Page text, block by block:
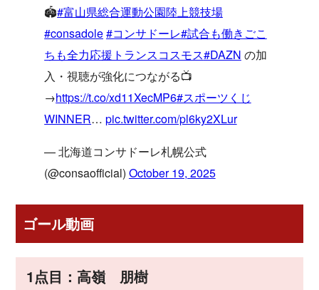
🏟#富山県総合運動公園陸上競技場
#consadole#コンサドーレ#試合も働きごこ
ちも全力応援トランスコスモス#DAZN の加
入・視聴が強化につながる📺
→https://t.co/xd11XecMP6#スポーツくじ
WINNER…pic.twitter.com/pl6ky2XLur
— 北海道コンサドーレ札幌公式
(@consaofficial) October 19, 2025
ゴール動画
1点目：高嶺 朋樹